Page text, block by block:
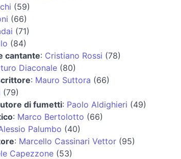
(59)
(66)
(71)
(84)
cantante: Cristiano Rossi (78)
Diaconale (80)
: Mauro Suttora (66)
(79)
di fumetti: Paolo Aldighieri (49)
: Marco Bertolotto (66)
Palumbo (40)
: Marcello Cassinari Vettor (95)
Capezzone (53)